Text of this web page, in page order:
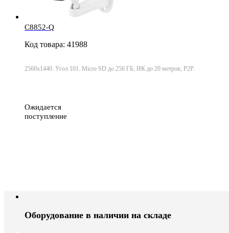
C8852-Q
Код товара: 41988
2560х1440. Угол 101. Micro SD до 256 ГБ, ИК до 20 метров, P2P.
Ожидается
поступление
Оборудование в наличии на складе